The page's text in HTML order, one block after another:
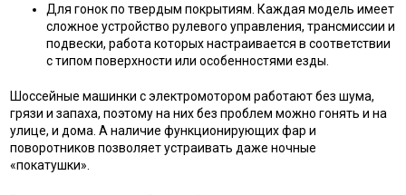
Для гонок по твердым покрытиям. Каждая модель имеет
сложное устройство рулевого управления, трансмиссии и
подвески, работа которых настраивается в соответствии
с типом поверхности или особенностями езды.
Шоссейные машинки с электромотором работают без шума,
грязи и запаха, поэтому на них без проблем можно гонять и на
улице, и дома. А наличие функционирующих фар и
поворотников позволяет устраивать даже ночные
«покатушки».